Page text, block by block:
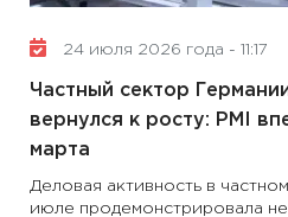
24 июля 2026 года - 11:17
Частный сектор
вернулся к росту: PMI
марта
Деловая активность в
июле продемонстрировала